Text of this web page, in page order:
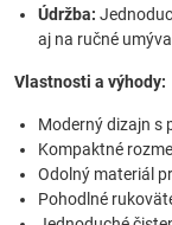
Údržba:
aj na ručné
Vlastnosti a výhody:
Moderný dizajn s
Kompaktné
Odolný materiál
Pohodlné